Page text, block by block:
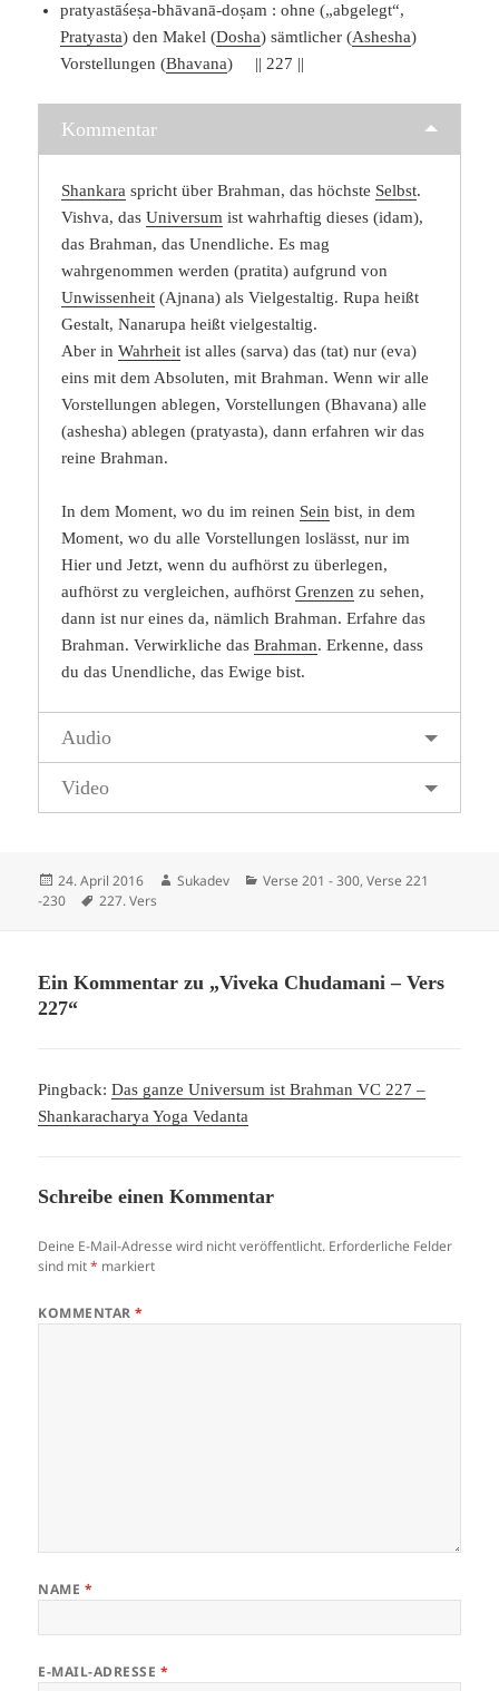
pratyastāśeṣa-bhāvanā-doṣam : ohne („abgelegt“,
Pratyasta) den Makel (Dosha) sämtlicher (Ashesha)
Vorstellungen (Bhavana) || 227 ||
Kommentar
Shankara spricht über Brahman, das höchste Selbst.
Vishva, dasUniversum ist wahrhaftig dieses (idam),
das Brahman, das Unendliche. Es mag
wahrgenommen werden (pratita) aufgrund von
Unwissenheit (Ajnana) als Vielgestaltig. Rupa heißt
Gestalt, Nanarupa heißt vielgestaltig.
Aber inWahrheit ist alles (sarva) das (tat) nur (eva)
eins mit dem Absoluten, mit Brahman. Wenn wir alle
Vorstellungen ablegen, Vorstellungen (Bhavana) alle
(ashesha) ablegen (pratyasta), dann erfahren wir das
reine Brahman.
In dem Moment, wo du im reinen Sein bist, in dem
Moment, wo du alle Vorstellungen loslässt, nur im
Hier und Jetzt, wenn du aufhörst zu überlegen,
aufhörst zu vergleichen, aufhörstGrenzen zu sehen,
dann ist nur eines da, nämlich Brahman. Erfahre das
Brahman. Verwirkliche dasBrahman. Erkenne, dass
du das Unendliche, das Ewige bist.
Audio
Video
Veröffentlicht
am
24. April 2016 Autor
Sukadev Kategorien
Verse 201 - 300,Verse 221
-230
Schlagwörter
227. Vers
Ein Kommentar zu „Viveka Chudamani – Vers
227“
Pingback:Das ganze Universum ist Brahman VC 227 –
Shankaracharya Yoga Vedanta
Schreibe einen Kommentar
Deine E-Mail-Adresse wird nicht veröffentlicht. Erforderliche Felder
sind mit* markiert
KOMMENTAR*
NAME *
E-MAIL-ADRESSE *